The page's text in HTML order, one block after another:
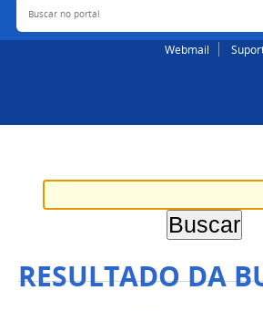
Webmail
RESULTADO DA